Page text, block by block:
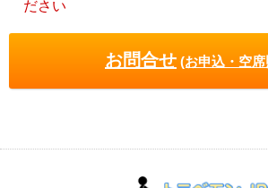
ださい
お問合せ (お申込・空